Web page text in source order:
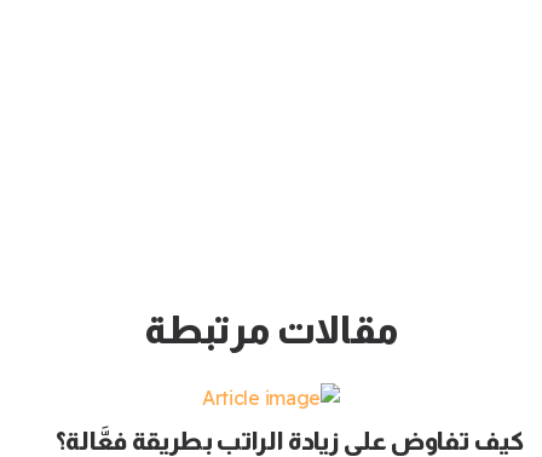
مقالات مرتبطة
كيف تفاوض على زيادة الراتب بطريقة فعَّالة؟